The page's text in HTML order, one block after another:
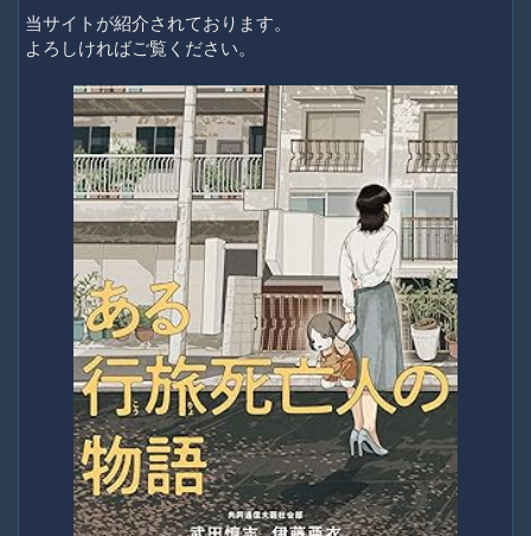
当サイトが紹介されております。
よろしければご覧ください。